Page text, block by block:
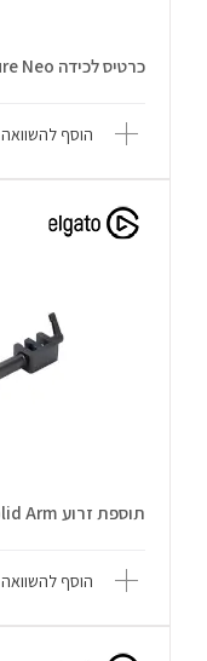
כרטיס לכידה Game Capture Neo
הוסף להשוואה
תוספת זרוע Solid Arm
הוסף להשוואה